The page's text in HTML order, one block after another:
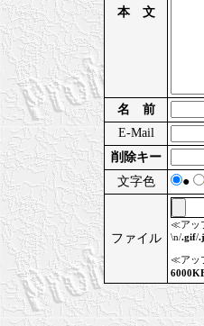
本 文
名 前
E-Mail
削除キー
文字色 ●
ファイル
≪アッ
\n/.gif/
≪アッ